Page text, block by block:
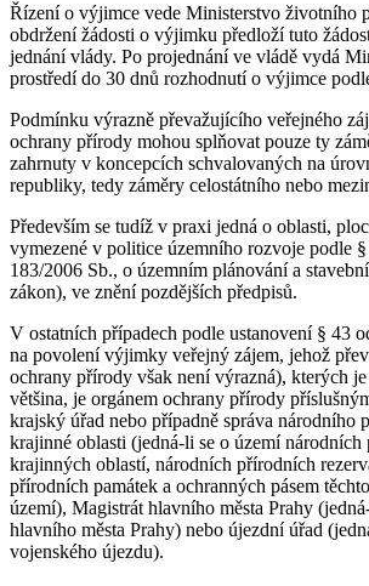
Řízení o výjimce vede Ministerstvo životního
obdržení žádosti o výjimku předloží tuto
jednání vlády. Po projednání ve vládě vydá
prostředí do 30 dnů rozhodnutí o výjimce
Podmínku výrazně převažujícího veřejného
ochrany přírody mohou splňovat pouze ty
zahrnuty v koncepcích schvalovaných na
republiky, tedy záměry celostátního nebo
Především se tudíž v praxi jedná o oblasti,
vymezené v politice územního rozvoje podle
183/2006 Sb., o územním plánování a
zákon), ve znění pozdějších předpisů.
V ostatních případech podle ustanovení § 43
na povolení výjimky veřejný zájem, jehož
ochrany přírody však není výrazná), kterých
většina, je orgánem ochrany přírody
krajský úřad nebo případně správa národního
krajinné oblasti (jedná-li se o území národních
krajinných oblastí, národních přírodních
přírodních památek a ochranných pásem
území), Magistrát hlavního města Prahy
hlavního města Prahy) nebo újezdní úřad
vojenského újezdu).